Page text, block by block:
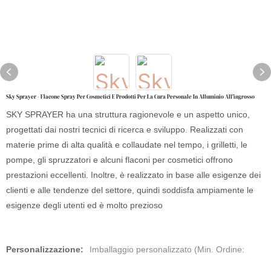
Sky Sprayer - Flacone Spray Per Cosmetici E Prodotti Per La Cura Personale In Alluminio All'ingrosso
SKY SPRAYER ha una struttura ragionevole e un aspetto unico,
progettati dai nostri tecnici di ricerca e sviluppo. Realizzati con
materie prime di alta qualità e collaudate nel tempo, i grilletti, le
pompe, gli spruzzatori e alcuni flaconi per cosmetici offrono
prestazioni eccellenti. Inoltre, è realizzato in base alle esigenze dei
clienti e alle tendenze del settore, quindi soddisfa ampiamente le
esigenze degli utenti ed è molto prezioso
Personalizzazione:
Imballaggio personalizzato (Min. Ordine: